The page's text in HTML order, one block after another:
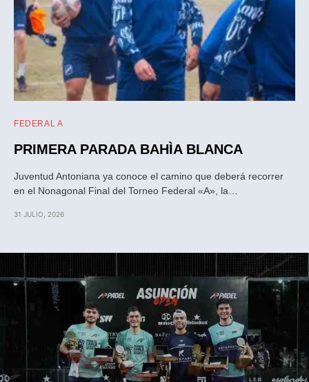
FEDERAL A
PRIMERA PARADA BAHÌA BLANCA
Juventud Antoniana ya conoce el camino que deberá recorrer
en el Nonagonal Final del Torneo Federal «A», la…
31 JULIO, 2026